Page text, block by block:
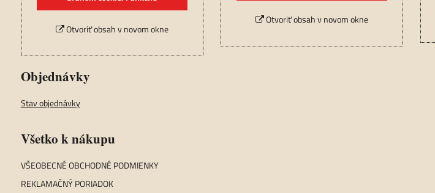
Otvoriť obsah v novom okne
Objednávky
Stav objednávky
Otvoriť obsah v novom okne
Všetko k nákupu
VŠEOBECNÉ OBCHODNÉ PODMIENKY
REKLAMAČNÝ PORIADOK